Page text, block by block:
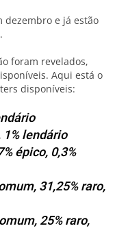
dezembro e já estão
.
foram revelados,
Aqui está o
disponíveis:
lendário
épico, 0,3%
31,25% raro,
25% raro,